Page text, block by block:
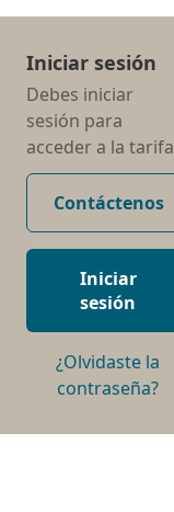
Iniciar sesión
Debes iniciar
sesión para
acceder a la tarifa
Contáctenos
Iniciar
sesión
¿Olvidaste la
contraseña?